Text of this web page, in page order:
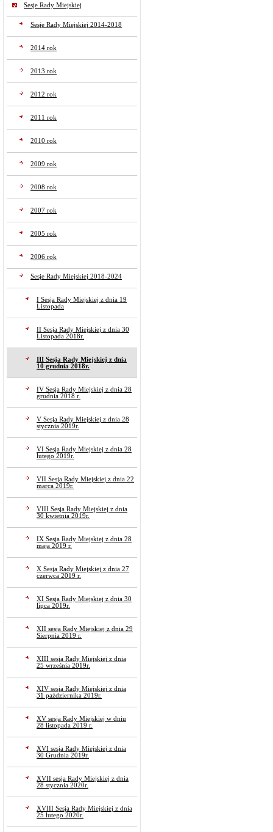
Sesje Rady Miejskiej
Sesje Rady Miejskiej 2014-2018
2014 rok
2013 rok
2012 rok
2011 rok
2010 rok
2009 rok
2008 rok
2007 rok
2005 rok
2006 rok
Sesje Rady Miejskiej 2018-2024
I Sesja Rady Miejskiej z dnia 19
Listopada
II Sesja Rady Miejskiej z dnia 30
Listopada 2018r.
III Sesja Rady Miejskiej z dnia
10 grudnia 2018r.
IV Sesja Rady Miejskiej z dnia 28
grudnia 2018 r.
V Sesja Rady Miejskiej z dnia 28
stycznia 2019r.
VI Sesja Rady Miejskiej z dnia 28
lutego 2019r.
VII Sesja Rady Miejskiej z dnia 22
marca 2019r.
VIII Sesja Rady Miejskiej z dnia
30 kwietnia 2019r.
IX Sesja Rady Miejskiej z dnia 28
maja 2019 r.
X Sesja Rady Miejskiej z dnia 27
czerwca 2019 r.
XI Sesja Rady Miejskiej z dnia 30
lipca 2019r.
XII sesja Rady Miejskiej z dnia 29
Sierpnia 2019 r.
XIII sesja Rady Miejskiej z dnia
25 września 2019r.
XIV sesja Rady Miejskiej z dnia
31 października 2019r.
XV sesja Rady Miejskiej w dniu
28 listopada 2019 r.
XVI sesja Rady Miejskiej z dnia
30 Grudnia 2019r.
XVII sesja Rady Miejskiej z dnia
28 stycznia 2020r.
XVIII Sesja Rady Miejskiej z dnia
25 lutego 2020r.